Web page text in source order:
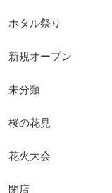
ホタル祭り
新規オープン
未分類
桜の花見
花火大会
閉店